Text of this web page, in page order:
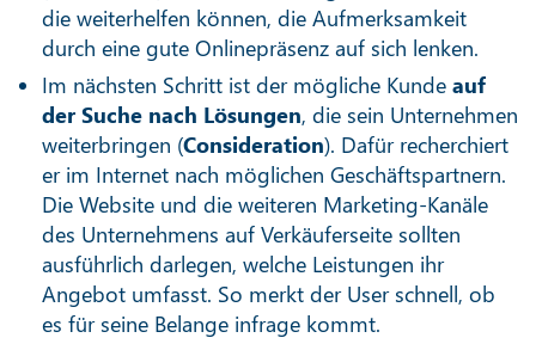
die weiterhelfen können, die Aufmerksamkeit
durch eine gute Onlinepräsenz auf sich lenken.
Im nächsten Schritt ist der mögliche Kunde auf
der Suche nach Lösungen, die sein Unternehmen
weiterbringen (Consideration). Dafür recherchiert
er im Internet nach möglichen Geschäftspartnern.
Die Website und die weiteren Marketing-Kanäle
des Unternehmens auf Verkäuferseite sollten
ausführlich darlegen, welche Leistungen ihr
Angebot umfasst. So merkt der User schnell, ob
es für seine Belange infrage kommt.